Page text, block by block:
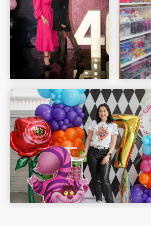
Шар Удачи на карте Москвы —